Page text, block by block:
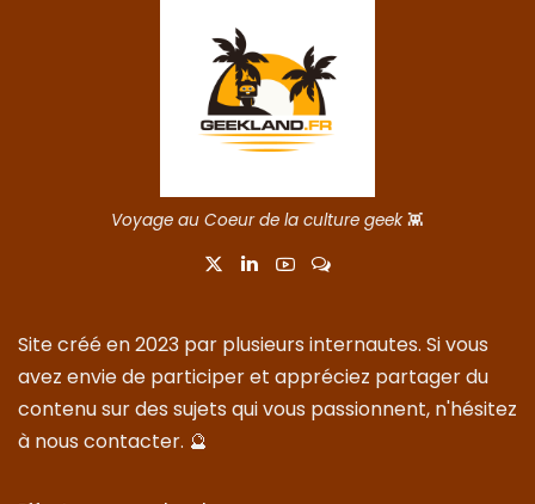
Voyage au Coeur de la culture geek👾
Site créé en 2023 par plusieurs internautes. Si vous
avez envie de participer et appréciez partager du
contenu sur des sujets qui vous passionnent, n'hésitez
à nouscontacter. 🔮